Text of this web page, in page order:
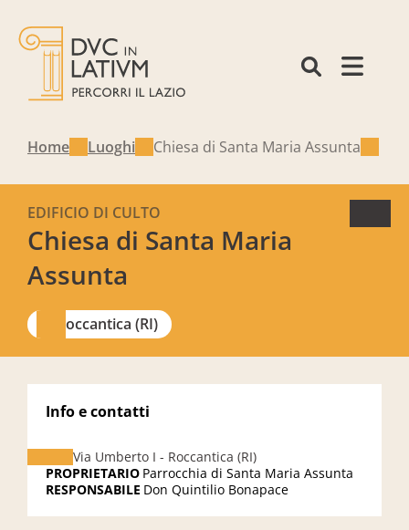
Home Luoghi Chiesa di Santa Maria Assunta
Chiesa di Santa Maria
Assunta
EDIFICIO DI CULTO
Roccantica (RI)
Info e contatti
Via Umberto I - Roccantica (RI)
PROPRIETARIO Parrocchia di Santa Maria Assunta
RESPONSABILE Don Quintilio Bonapace